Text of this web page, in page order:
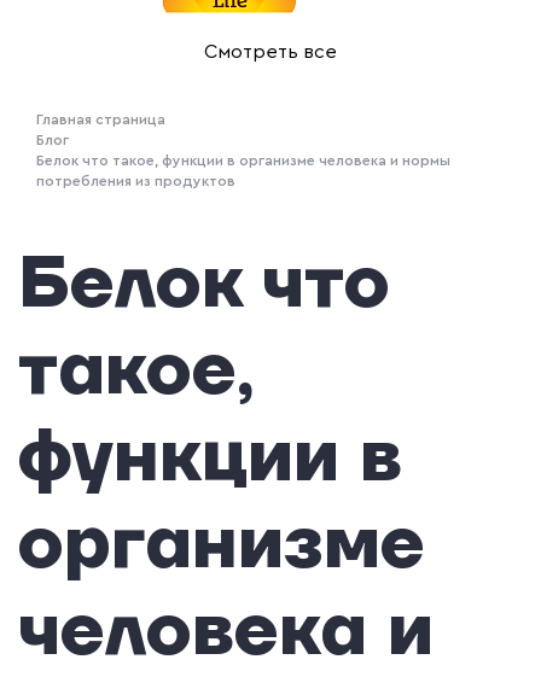
Смотреть все
Главная страница
Блог
Белок что такое, функции в организме человека и нормы
потребления из продуктов
Белок что
такое,
функции в
организме
человека и